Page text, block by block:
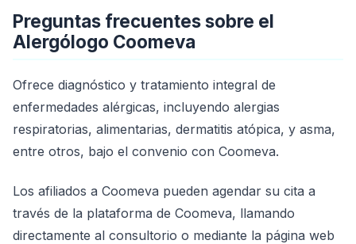
Preguntas frecuentes sobre el
Alergólogo Coomeva
Ofrece diagnóstico y tratamiento integral de
enfermedades alérgicas, incluyendo alergias
respiratorias, alimentarias, dermatitis atópica, y asma,
entre otros, bajo el convenio con Coomeva.
Los afiliados a Coomeva pueden agendar su cita a
través de la plataforma de Coomeva, llamando
directamente al consultorio o mediante la página web